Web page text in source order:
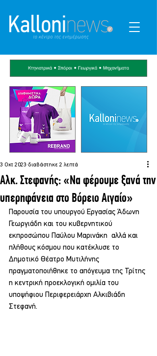
Αλκ. Στεφανής: «Να φέρουμε ξανά την
υπερηφάνεια στο Βόρειο Αιγαίο»
3 Οκτ 2023 διαβάστηκε 2 λεπτά
Παρουσία του υπουργού Εργασίας Άδωνη
Γεωργιάδη και του κυβερνητικού
εκπροσώπου Παύλου Μαρινάκη  αλλά και
πλήθους κόσμου που κατέκλυσε το
Δημοτικό Θέατρο Μυτιλήνης
πραγματοποιήθηκε το απόγευμα της Τρίτης
η κεντρική προεκλογική ομιλία του
υποψήφιου Περιφερειάρχη Αλκιβιάδη
Στεφανή.